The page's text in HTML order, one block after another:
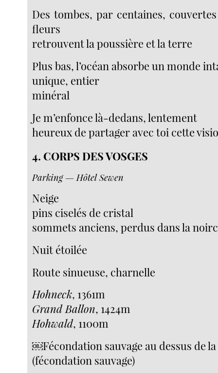
Des tombes, par centaines,
fleurs
retrouvent la poussière et la terre
Plus bas, l’océan absorbe un monde
unique, entier
minéral
Je m’enfonce là-dedans, lentement
heureux de partager avec toi cette
4. CORPS DES VOSGES
Parking — Hôtel Sewen
Neige
pins ciselés de cristal
sommets anciens, perdus dans la
Nuit étoilée
Route sinueuse, charnelle
Hohneck, 1361m
Grand Ballon, 1424m
Hohwald, 1100m
￼Fécondation sauvage au dessus de
(fécondation sauvage)